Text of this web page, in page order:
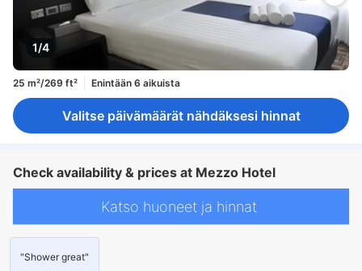
1/4
25 m²/269 ft² Enintään 6 aikuista
Valitse päivämäärät nähdäksesi hinnat
Check availability & prices at Mezzo Hotel
Katso huoneet ja hinnat
"Shower great"